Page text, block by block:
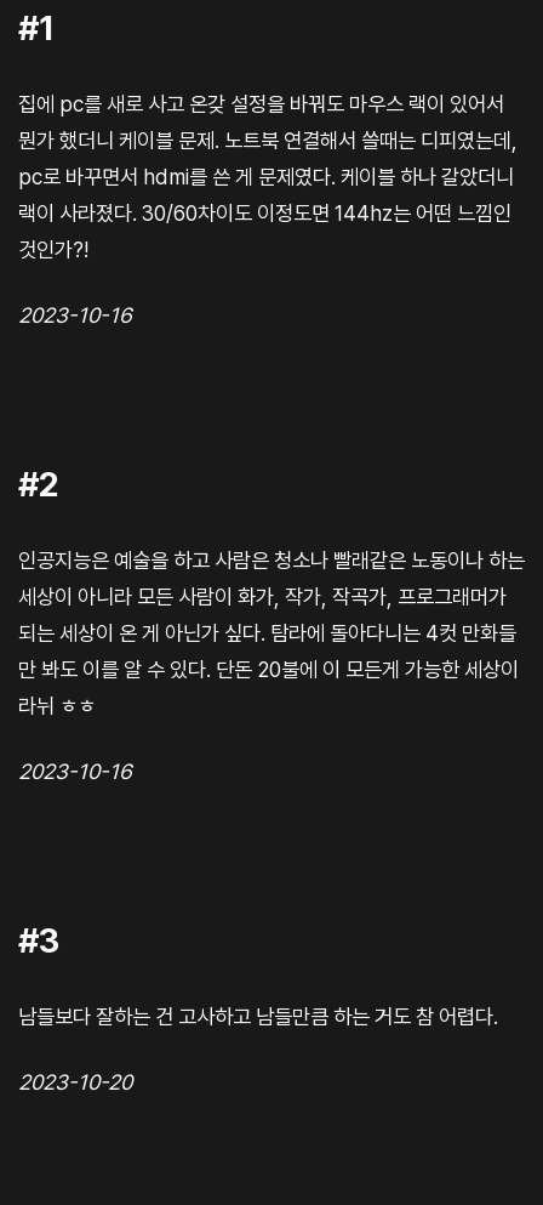
#1
집에 pc를 새로 사고 온갖 설정을 바꿔도 마우스 랙이 있어서
뭔가 했더니 케이블 문제. 노트북 연결해서 쓸때는 디피였는데,
pc로 바꾸면서 hdmi를 쓴 게 문제였다. 케이블 하나 갈았더니
랙이 사라졌다. 30/60차이도 이정도면 144hz는 어떤 느낌인
것인가?!
2023-10-16
#2
인공지능은 예술을 하고 사람은 청소나 빨래같은 노동이나 하는
세상이 아니라 모든 사람이 화가, 작가, 작곡가, 프로그래머가
되는 세상이 온 게 아닌가 싶다. 탐라에 돌아다니는 4컷 만화들
만 봐도 이를 알 수 있다. 단돈 20불에 이 모든게 가능한 세상이
라뉘 ㅎㅎ
2023-10-16
#3
남들보다 잘하는 건 고사하고 남들만큼 하는 거도 참 어렵다.
2023-10-20